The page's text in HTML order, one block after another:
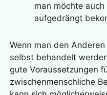
man möchte
aufgedrängt
Wenn man den
selbst behandelt
gute Voraussetzungen
zwischenmenschliche